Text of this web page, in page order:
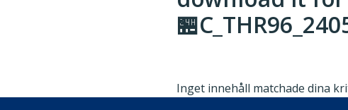
Inget innehåll matchade dina